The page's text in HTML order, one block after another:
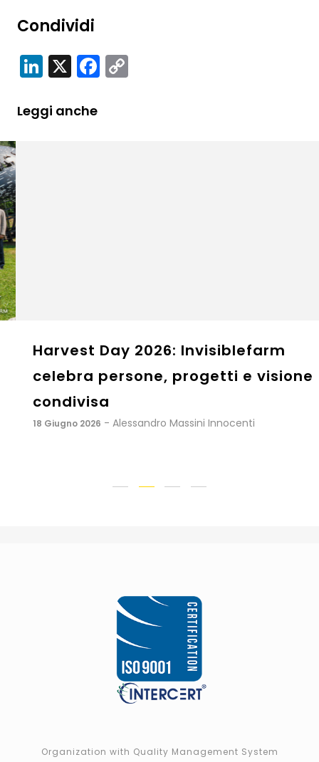
Condividi
LinkedIn
X Facebook
Leggi anche
Harvest Day 2026: Invisiblefarm
celebra persone, progetti e visione
condivisa
18 Giugno 2026 - Alessandro Massini Innocenti
Organization with Quality Management System